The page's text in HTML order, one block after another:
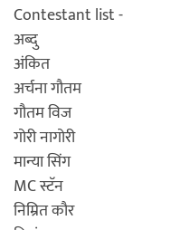
Contestant list -
अब्दु
अंकित
अर्चना गौतम
गौतम विज
गोरी नागोरी
मान्या सिंग
MC स्टॅन
निम्रित कौर